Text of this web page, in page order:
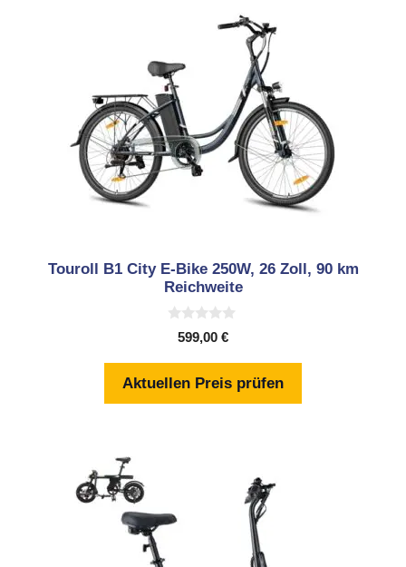
Touroll B1 City E-Bike 250W, 26 Zoll, 90 km
Reichweite
5
599,00 €
Aktuellen Preis prüfen